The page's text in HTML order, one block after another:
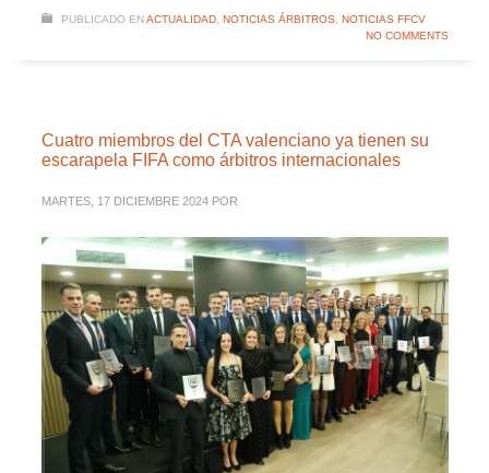
PUBLICADO EN ACTUALIDAD, NOTICIAS ÁRBITROS, NOTICIAS FFCV
NO COMMENTS
Cuatro miembros del CTA valenciano ya tienen su
escarapela FIFA como árbitros internacionales
MARTES, 17 DICIEMBRE 2024 POR